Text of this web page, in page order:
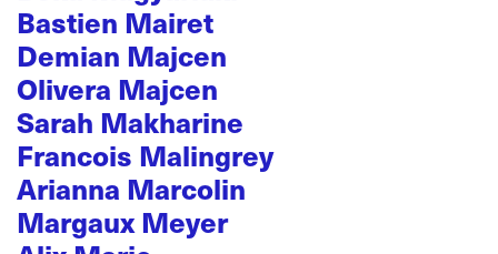
Bastien Mairet
Demian Majcen
Olivera Majcen
Sarah Makharine
Francois Malingrey
Arianna Marcolin
Margaux Meyer